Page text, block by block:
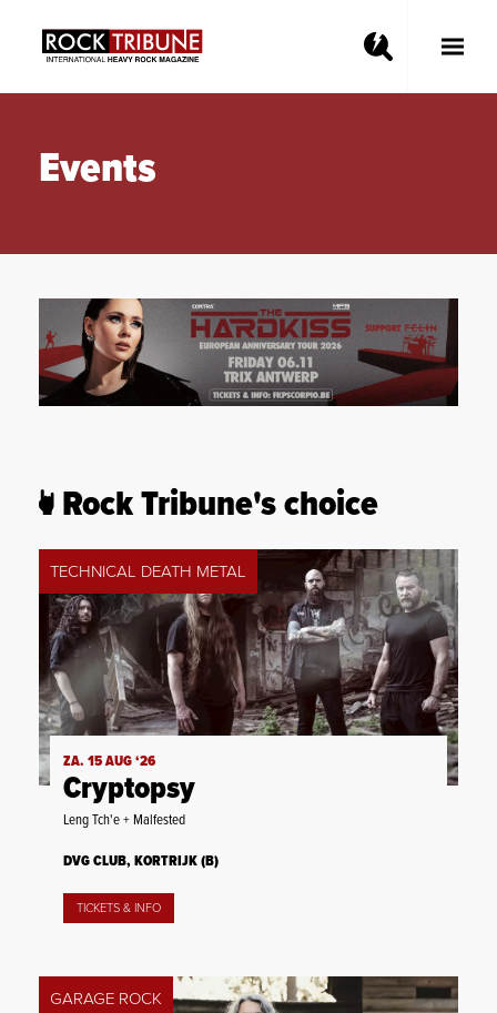
Toggle
Events
Rock Tribune's choice
TECHNICAL DEATH METAL
ZA. 15 AUG ‘26
Cryptopsy
Leng Tch'e + Malfested
DVG CLUB, KORTRIJK (B)
TICKETS & INFO
GARAGE ROCK